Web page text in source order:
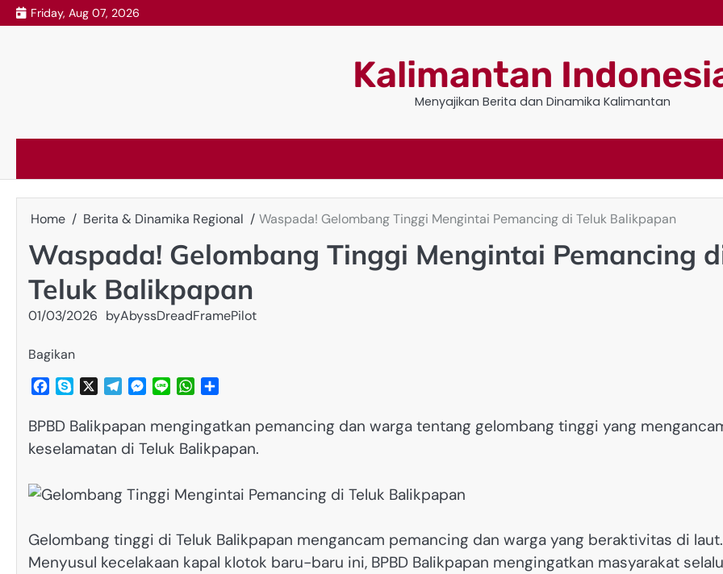
Skip
to
Friday, Aug 07, 2026
Kalimantan
Menyajikan Berita dan Dinamika Kalimantan
Home Berita & Dinamika Regional Waspada! Gelombang Tinggi Mengintai Pemancing di Teluk Balikpapan
Waspada! Gelombang Tinggi Mengintai Pemancing
Teluk Balikpapan
01/03/2026 byAbyssDreadFramePilot
Bagikan
Facebook
Skype TelegramMessenger
Line WhatsApp
BPBD Balikpapan mengingatkan pemancing dan warga tentang gelombang tinggi yang
keselamatan di Teluk Balikpapan.
Gelombang tinggi di Teluk Balikpapan mengancam pemancing dan warga yang beraktivitas di laut.
Menyusul kecelakaan kapal klotok baru-baru ini, BPBD Balikpapan mengingatkan masyarakat selalu